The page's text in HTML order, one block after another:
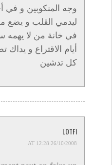
وجه المنكوبين و في
ليدمي القلب و يضع
في خانة من لا
أيام الاقتراع و يداك
كل تدشين
LOTFI
26/10/2008 AT 12:28